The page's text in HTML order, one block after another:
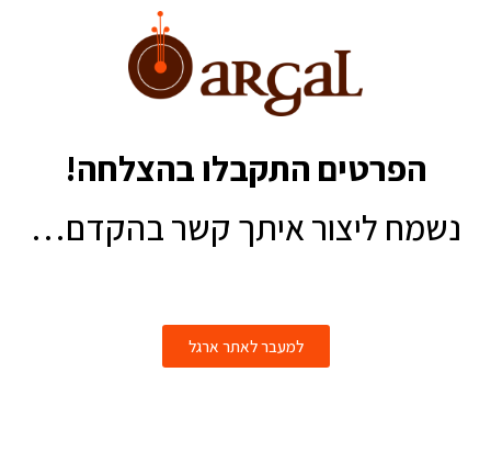
הפרטים התקבלו בהצלחה!
נשמח ליצור איתך קשר בהקדם…
למעבר לאתר ארגל